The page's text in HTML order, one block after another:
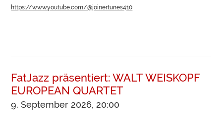
https://www.youtube.com/@joinertunes410
FatJazz präsentiert: WALT WEISKOPF
EUROPEAN QUARTET
9. September 2026, 20:00